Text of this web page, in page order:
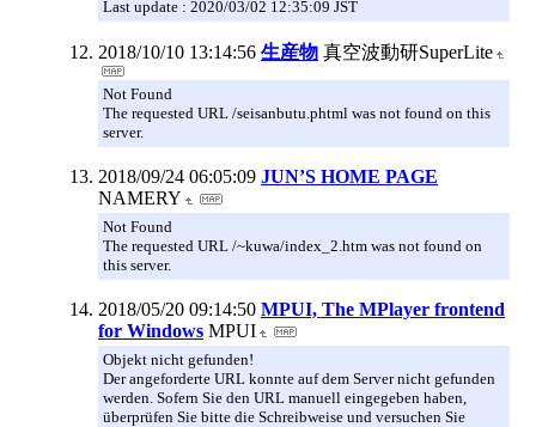
Last update : 2020/03/02 12:35:09 JST
2018/10/10 13:14:56 生産物 真空波動研SuperLite
Not Found
The requested URL /seisanbutu.phtml was not found on this
server.
2018/09/24 06:05:09 JUN’S HOME PAGE
NAMERY
Not Found
The requested URL /~kuwa/index_2.htm was not found on
this server.
2018/05/20 09:14:50 MPUI, The MPlayer frontend
for Windows MPUI
Objekt nicht gefunden!
Der angeforderte URL konnte auf dem Server nicht gefunden
werden. Sofern Sie den URL manuell eingegeben haben,
überprüfen Sie bitte die Schreibweise und versuchen Sie